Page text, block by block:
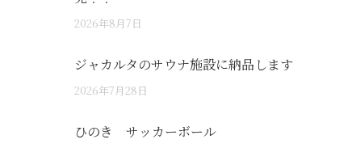
2026年8月7日
ジャカルタのサウナ施設に納品します
2026年7月28日
ひのき サッカーボール